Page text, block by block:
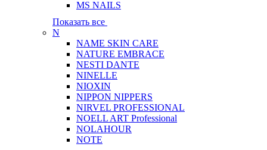
MS NAILS
Показать все
N
NAME SKIN CARE
NATURE EMBRACE
NESTI DANTE
NINELLE
NIOXIN
NIPPON NIPPERS
NIRVEL PROFESSIONAL
NOELL ART Professional
NOLAHOUR
NOTE